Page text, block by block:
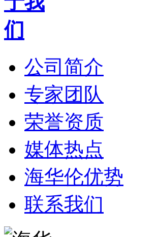
公司简介
专家团队
荣誉资质
媒体热点
海华伦优势
联系我们